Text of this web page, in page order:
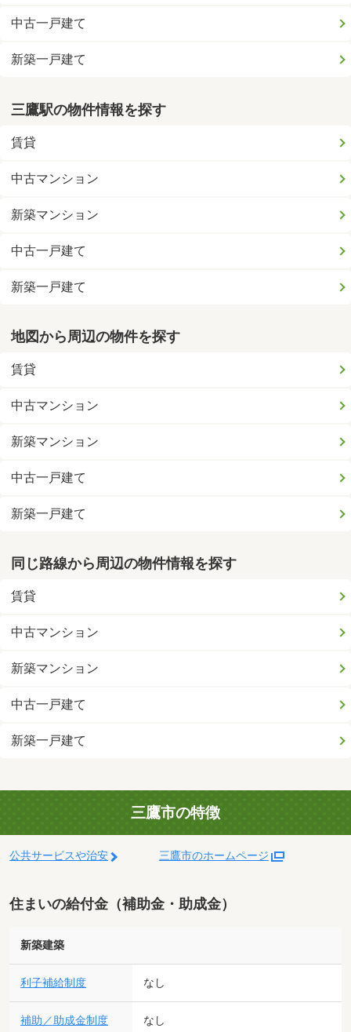
中古一戸建て
新築一戸建て
三鷹駅の物件情報を探す
賃貸
中古マンション
新築マンション
中古一戸建て
新築一戸建て
地図から周辺の物件を探す
賃貸
中古マンション
新築マンション
中古一戸建て
新築一戸建て
同じ路線から周辺の物件情報を探す
賃貸
中古マンション
新築マンション
中古一戸建て
新築一戸建て
三鷹市の特徴
公共サービスや治安 三鷹市のホームページ
住まいの給付金（補助金・助成金）
新築建築
利子補給制度 なし
補助／助成金制度 なし